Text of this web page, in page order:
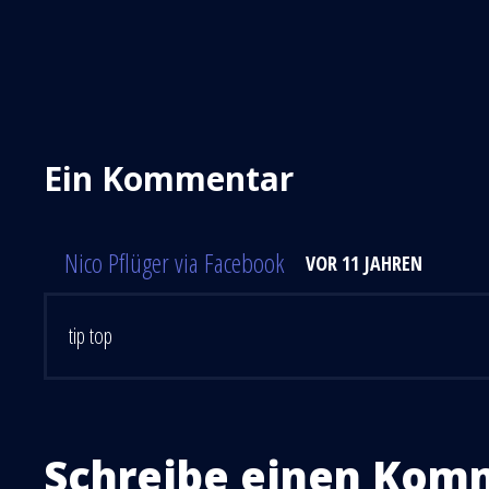
Ein Kommentar
Nico Pflüger via Facebook VOR 11 JAHREN
tip top
Schreibe einen